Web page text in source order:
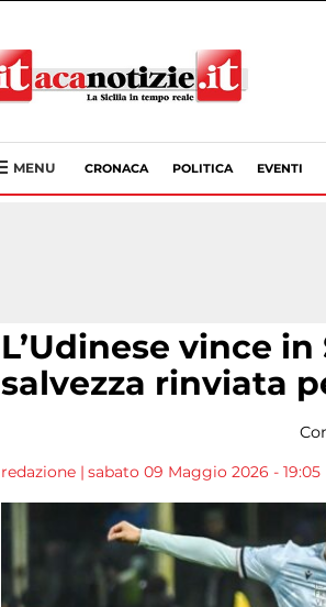
MENU CRONACA POLITICA EVENTI
L’Udinese vince
salvezza rinviata
redazione | sabato 09 Maggio 2026 - 19:05